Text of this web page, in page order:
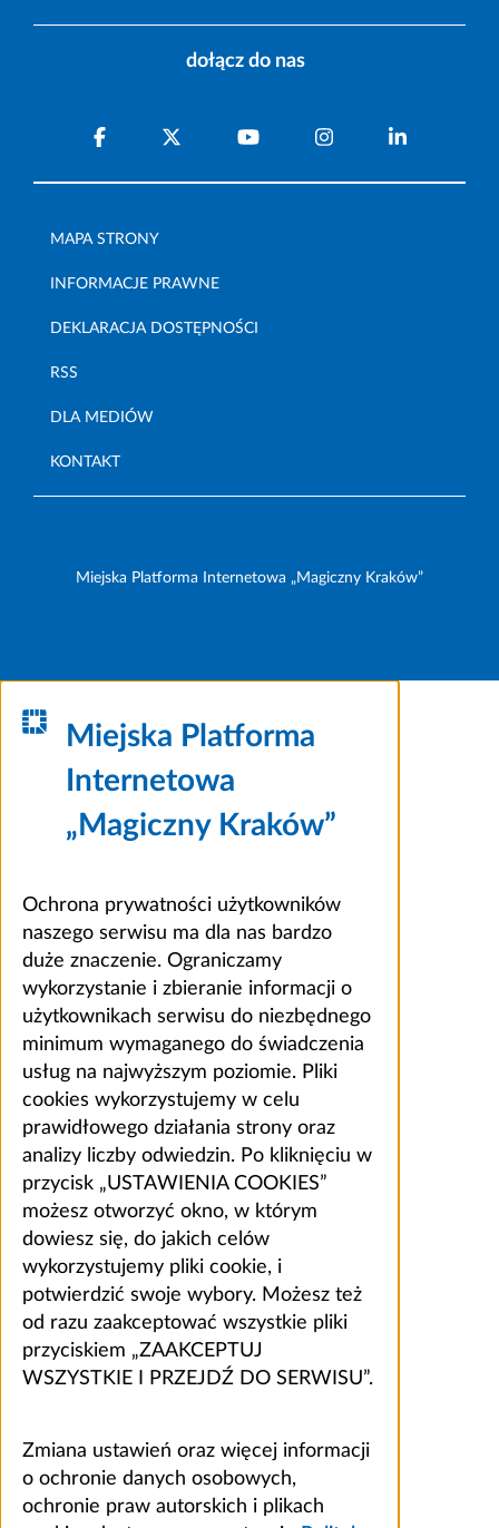
dołącz do nas
MAPA STRONY
INFORMACJE PRAWNE
DEKLARACJA DOSTĘPNOŚCI
RSS
DLA MEDIÓW
KONTAKT
Miejska Platforma Internetowa „Magiczny Kraków”
Miejska Platforma
Internetowa
„Magiczny Kraków”
Ochrona prywatności użytkowników
naszego serwisu ma dla nas bardzo
duże znaczenie. Ograniczamy
wykorzystanie i zbieranie informacji o
użytkownikach serwisu do niezbędnego
minimum wymaganego do świadczenia
usług na najwyższym poziomie. Pliki
cookies wykorzystujemy w celu
prawidłowego działania strony oraz
analizy liczby odwiedzin. Po kliknięciu w
przycisk „USTAWIENIA COOKIES”
możesz otworzyć okno, w którym
dowiesz się, do jakich celów
wykorzystujemy pliki cookie, i
potwierdzić swoje wybory. Możesz też
od razu zaakceptować wszystkie pliki
przyciskiem „ZAAKCEPTUJ
WSZYSTKIE I PRZEJDŹ DO SERWISU”.
Zmiana ustawień oraz więcej informacji
o ochronie danych osobowych,
ochronie praw autorskich i plikach